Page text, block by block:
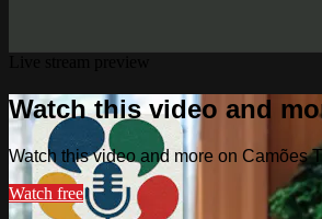
Watch this video and
Watch this video and more on Camões
Watch free